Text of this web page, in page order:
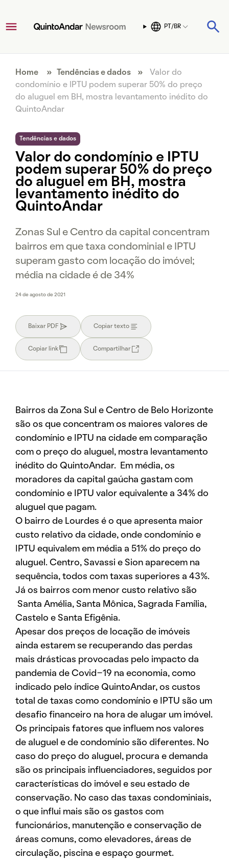
PT/BR
Home » Tendências e dados »
Valor do
condomínio e IPTU podem superar 50% do preço
do aluguel em BH, mostra levantamento inédito do
QuintoAndar
Tendências e dados
Valor do condomínio e IPTU
podem superar 50% do preço
do aluguel em BH, mostra
levantamento inédito do
QuintoAndar
Zonas Sul e Centro da capital concentram
bairros em que taxa condominial e IPTU
superam gasto com locação do imóvel;
média na cidade é de 34%
24 de agosto de 2021
Baixar PDF Copiar texto
Copiar link Compartilhar
Bairros da Zona Sul e Centro de Belo Horizonte
são os que concentram os maiores valores de
condomínio e IPTU na cidade em comparação
com o preço do aluguel, mostra levantamento
inédito do QuintoAndar. Em média, os
moradores da capital gaúcha gastam com
condomínio e IPTU valor equivalente a 34% do
aluguel que pagam.
O bairro de Lourdes é o que apresenta maior
custo relativo da cidade, onde condomínio e
IPTU equivalem em média a 51% do preço do
aluguel. Centro, Savassi e Sion aparecem na
sequência, todos com taxas superiores a 43%.
Já os bairros com menor custo relativo são
Santa Amélia, Santa Mônica, Sagrada Família,
Castelo e Santa Efigênia.
Apesar dos preços de locação de imóveis
ainda estarem se recuperando das perdas
mais drásticas provocadas pelo impacto da
pandemia de Covid-19 na economia, como
indicado pelo índice QuintoAndar, os custos
total de taxas como condomínio e IPTU são um
desafio financeiro na hora de alugar um imóvel.
Os principais fatores que influem nos valores
de aluguel e de condomínio são diferentes. No
caso do preço do aluguel, procura e demanda
são os principais influenciadores, seguidos por
características do imóvel e seu estado de
conservação. No caso das taxas condominiais,
o que influi mais são os gastos com
funcionários, manutenção e conservação de
áreas comuns, como elevadores, áreas de
circulação, piscina e espaço gourmet.